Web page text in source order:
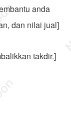
anda
dan nilai jual]
takdir.]